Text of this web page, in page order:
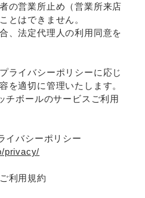
の営業所止め（営業所来店
とはできません。
、法定代理人の利用同意を
ライバシーポリシーに応じ
を適切に管理いたします。
チボールのサービスご利用
バシーポリシー
privacy/
利用規約